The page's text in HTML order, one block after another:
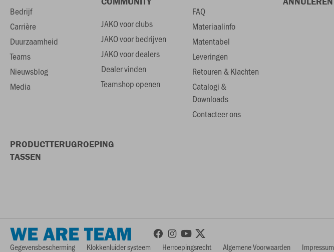
Bedrijf
Carrière
Duurzaamheid
Teams
Nieuwsblog
Media
JAKO voor clubs
JAKO voor bedrijven
JAKO voor dealers
Dealer vinden
Teamshop openen
FAQ
Materiaalinfo
Matentabel
Leveringen
Retouren & Klachten
Catalogi &
Downloads
Contacteer ons
PRODUCTTERUGROEPING
TASSEN
WE ARE TEAM
Gegevensbescherming Klokkenluider systeem Herroepingsrecht Algemene Voorwaarden Impressum